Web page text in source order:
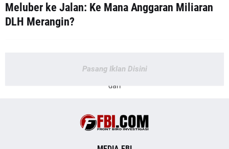
Meluber ke Jalan: Ke Mana Anggaran Miliaran
DLH Merangin?
Pasang Iklan Disini
dari